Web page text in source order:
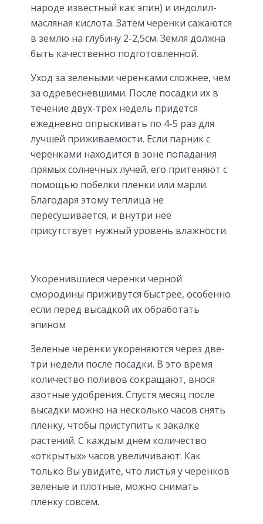
народе известный как эпин) и индолил-
масляная кислота. Затем черенки сажаются
в землю на глубину 2-2,5см. Земля должна
быть качественно подготовленной.
Уход за зелеными черенками сложнее, чем
за одревесневшими. После посадки их в
течение двух-трех недель придется
ежедневно опрыскивать по 4-5 раз для
лучшей приживаемости. Если парник с
черенками находится в зоне попадания
прямых солнечных лучей, его притеняют с
помощью побелки пленки или марли.
Благодаря этому теплица не
пересушивается, и внутри нее
присутствует нужный уровень влажности.
Укоренившиеся черенки черной
смородины приживутся быстрее, особенно
если перед высадкой их обработать
эпином
Зеленые черенки укореняются через две-
три недели после посадки. В это время
количество поливов сокращают, внося
азотные удобрения. Спустя месяц после
высадки можно на несколько часов снять
пленку, чтобы приступить к закалке
растений. С каждым днем количество
«открытых» часов увеличивают. Как
только Вы увидите, что листья у черенков
зеленые и плотные, можно снимать
пленку совсем.